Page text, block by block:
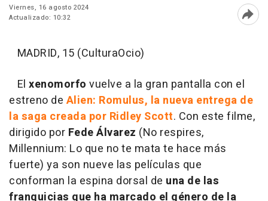
Viernes, 16 agosto 2024
Actualizado: 10:32
MADRID, 15 (CulturaOcio)
El xenomorfo vuelve a la gran pantalla con el
estreno de Alien: Romulus, la nueva entrega de
la saga creada por Ridley Scott. Con este filme,
dirigido por Fede Álvarez (No respires,
Millennium: Lo que no te mata te hace más
fuerte) ya son nueve las películas que
conforman la espina dorsal de una de las
franquicias que ha marcado el género de la